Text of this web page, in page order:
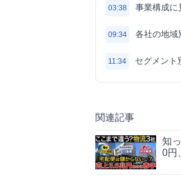
03:38 事業構成に
09:34 各社の地域
11:34 セグメント
関連記事
知
0円